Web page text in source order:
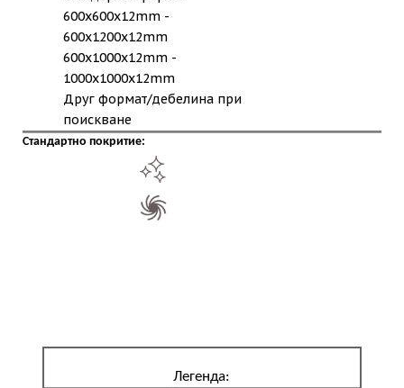
600x600x12mm -
600x1200x12mm
600x1000x12mm -
1000x1000x12mm
Друг формат/дебелина при
поискване
Стандартно покритие:
Легенда: